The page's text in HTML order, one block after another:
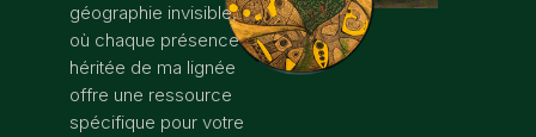
géographie invisible,
où chaque présence
héritée de ma lignée
offre une ressource
spécifique pour votre